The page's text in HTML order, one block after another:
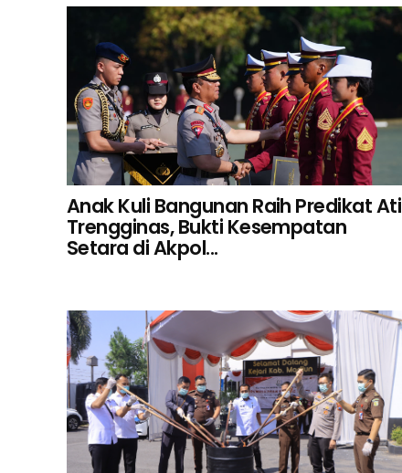
Anak Kuli Bangunan Raih Predikat Ati
Trengginas, Bukti Kesempatan
Setara di Akpol...